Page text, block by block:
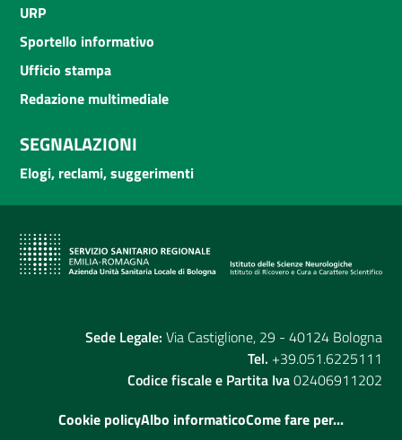
URP
Sportello informativo
Ufficio stampa
Redazione multimediale
SEGNALAZIONI
Elogi, reclami, suggerimenti
Sede Legale: Via Castiglione, 29 - 40124 Bologna
Tel. +39.051.6225111
Codice fiscale e Partita Iva02406911202
Cookie policyAlbo informaticoCome fare per...